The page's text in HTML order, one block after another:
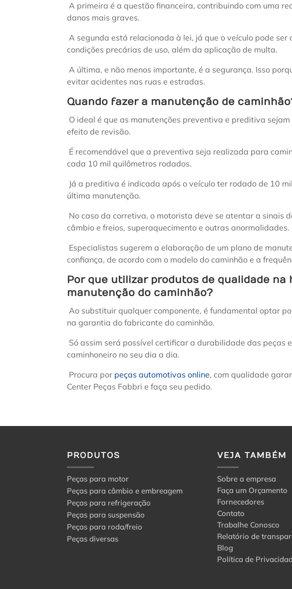
A primeira é a questão financeira, contribuindo com uma
danos mais graves.
A segunda está relacionada à lei, já que o veículo pode
condições precárias de uso, além da aplicação de multa.
A última, e não menos importante, é a segurança. Isso
evitar acidentes nas ruas e estradas.
Quando fazer a manutenção de
O ideal é que as manutenções preventiva e preditiva
efeito de revisão.
É recomendável que a preventiva seja realizada para
cada 10 mil quilômetros rodados.
Já a preditiva é indicada após o veículo ter rodado de 10
última manutenção.
No caso da corretiva, o motorista deve se atentar a sinais
câmbio e freios, superaquecimento e outras anormalidades.
Especialistas sugerem a elaboração de um plano de
confiança, de acordo com o modelo do caminhão e a
Por que utilizar produtos de qualidade na
manutenção do caminhão?
Ao substituir qualquer componente, é fundamental optar
na garantia do fabricante do caminhão.
Só assim será possível certificar a durabilidade das peças
caminhoneiro no seu dia a dia.
Procura por peças automotivas online, com qualidade
Center Peças Fabbri e faça seu pedido.
PRODUTOS
Peças para motor
Peças para câmbio e embreagem
Peças para refrigeração
Peças para suspensão
Peças para roda/freio
Peças diversas
VEJA TAMBÉM
Sobre a empresa
Faça um Orçamento
Fornecedores
Contato
Trabalhe Conosco
Relatório de
Blog
Política de